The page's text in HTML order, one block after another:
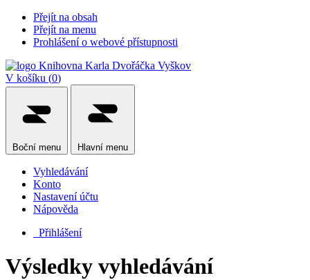
Přejít na obsah
Přejít na menu
Prohlášení o webové přístupnosti
V košíku (0)
Boční menu Hlavní menu
Vyhledávání
Konto
Nastavení účtu
Nápověda
Přihlášení
Výsledky vyhledávání